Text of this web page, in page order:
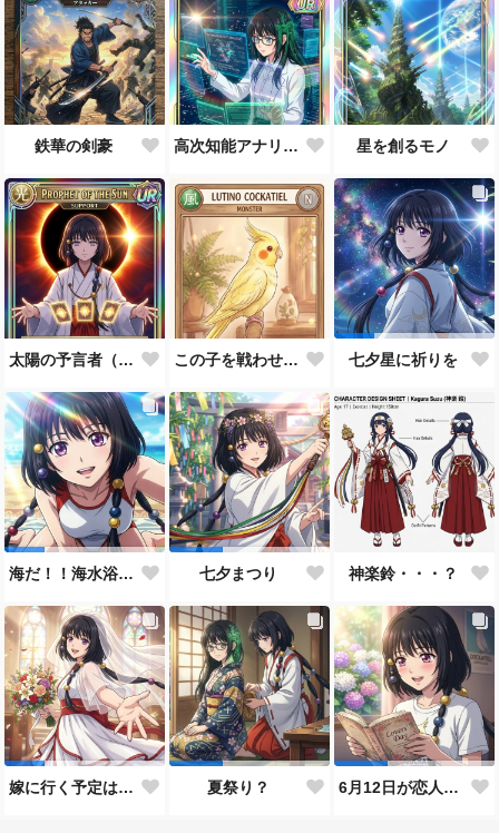
鉄華の剣豪 高次知能アナリスト MEI（Mathematical Electronic Intelligenc） 星を創るモノ
太陽の予言者（プロンプト使い方あってるんだろうか？） この子を戦わせるなんて出来ません！！ 七夕星に祈りを
海だ！！海水浴だ！！ 七夕まつり 神楽鈴・・・？
嫁に行く予定は無いのだけれど！ 夏祭り？ 6月12日が恋人の日と言うので…